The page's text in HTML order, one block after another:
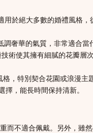
於絕大多數的婚禮風格
奢華的氣質，非常適合當
術使其擁有細膩的花瓣層
，特別契合花園或浪漫主
，能長時間保持清新。
而不適合佩戴。另外，雖然